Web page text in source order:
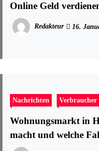
Online Geld
Redakteur 16.
Nachrichten Verbraucher
Wohnungsmarkt in
macht und welche